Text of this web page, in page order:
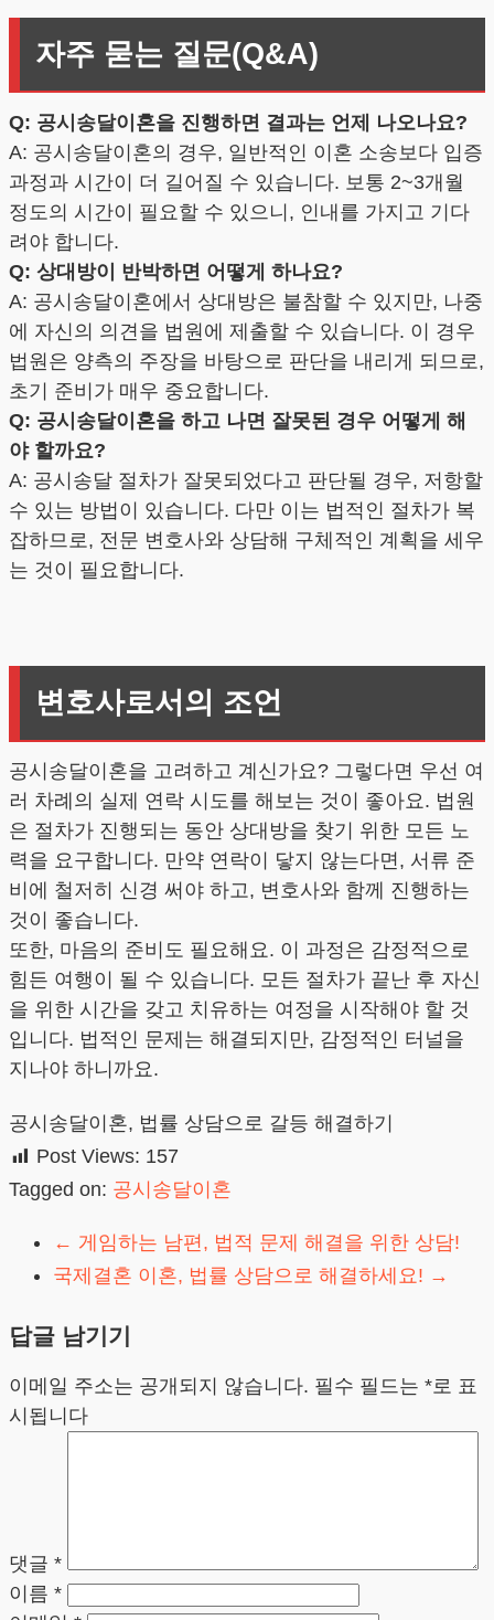
자주 묻는 질문(Q&A)
Q: 공시송달이혼을 진행하면 결과는 언제 나오나요?
A: 공시송달이혼의 경우, 일반적인 이혼 소송보다 입증
과정과 시간이 더 길어질 수 있습니다. 보통 2~3개월
정도의 시간이 필요할 수 있으니, 인내를 가지고 기다
려야 합니다.
Q: 상대방이 반박하면 어떻게 하나요?
A: 공시송달이혼에서 상대방은 불참할 수 있지만, 나중
에 자신의 의견을 법원에 제출할 수 있습니다. 이 경우
법원은 양측의 주장을 바탕으로 판단을 내리게 되므로,
초기 준비가 매우 중요합니다.
Q: 공시송달이혼을 하고 나면 잘못된 경우 어떻게 해
야 할까요?
A: 공시송달 절차가 잘못되었다고 판단될 경우, 저항할
수 있는 방법이 있습니다. 다만 이는 법적인 절차가 복
잡하므로, 전문 변호사와 상담해 구체적인 계획을 세우
는 것이 필요합니다.
변호사로서의 조언
공시송달이혼을 고려하고 계신가요? 그렇다면 우선 여
러 차례의 실제 연락 시도를 해보는 것이 좋아요. 법원
은 절차가 진행되는 동안 상대방을 찾기 위한 모든 노
력을 요구합니다. 만약 연락이 닿지 않는다면, 서류 준
비에 철저히 신경 써야 하고, 변호사와 함께 진행하는
것이 좋습니다.
또한, 마음의 준비도 필요해요. 이 과정은 감정적으로
힘든 여행이 될 수 있습니다. 모든 절차가 끝난 후 자신
을 위한 시간을 갖고 치유하는 여정을 시작해야 할 것
입니다. 법적인 문제는 해결되지만, 감정적인 터널을
지나야 하니까요.
공시송달이혼, 법률 상담으로 갈등 해결하기
Post Views: 157
Tagged on: 공시송달이혼
← 게임하는 남편, 법적 문제 해결을 위한 상담!
국제결혼 이혼, 법률 상담으로 해결하세요! →
답글 남기기
이메일 주소는 공개되지 않습니다. 필수 필드는 *로 표
시됩니다
댓글 *
이름 *